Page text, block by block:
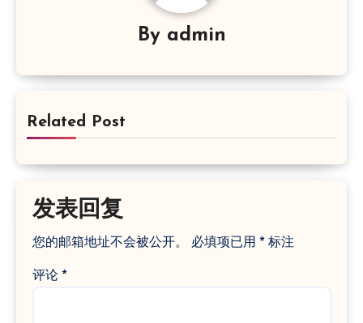
By admin
Related Post
发表回复
您的邮箱地址不会被公开。 必填项已用 *标注
评论 *